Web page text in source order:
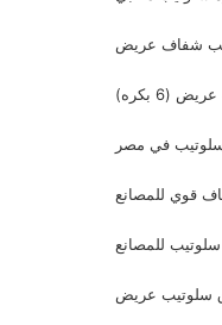
شفاف عريض
(6 بكره)
في مصر
قوي للمصانع
للمصانع
سلوتيب عريض